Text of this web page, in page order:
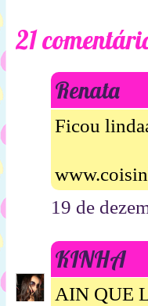
21
Renata
Ficou
19 de
KINHA
AIN QUE